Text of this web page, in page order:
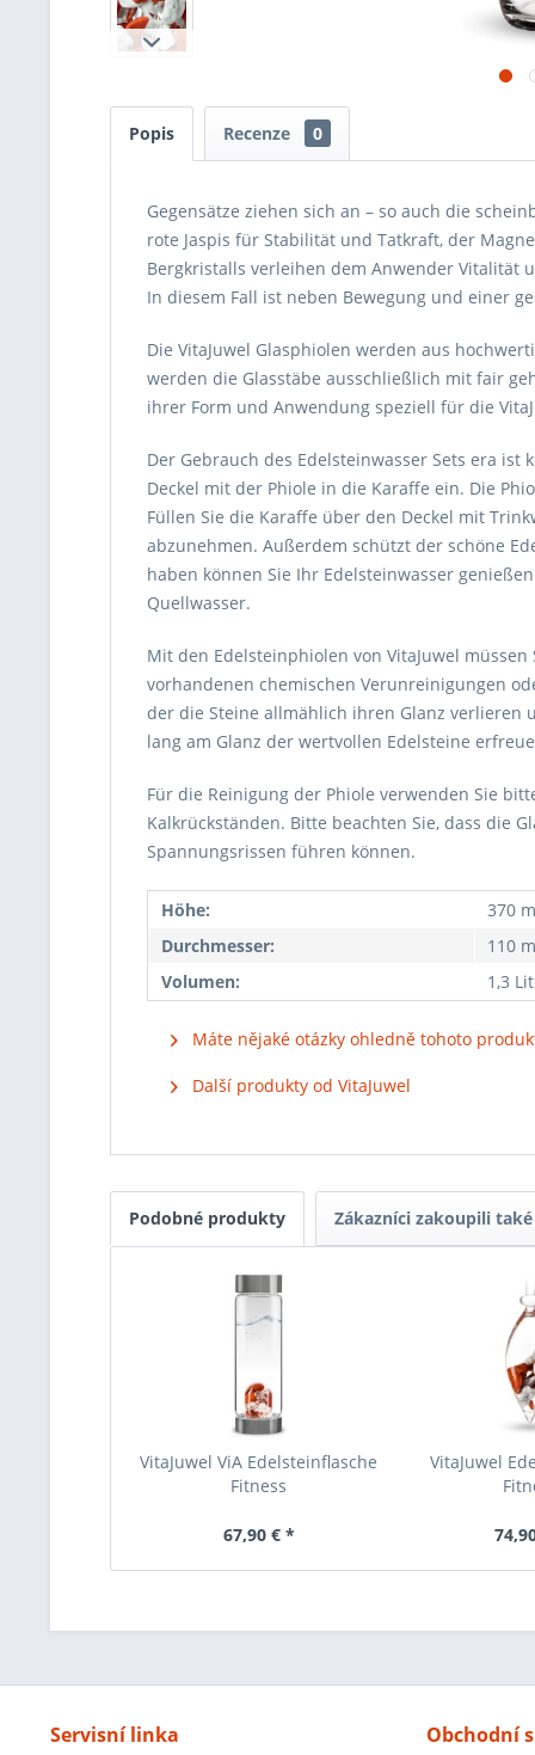
Popis Recenze 0
Gegensätze ziehen sich an – so auch die
rote Jaspis für Stabilität und Tatkraft, der
Bergkristalls verleihen dem Anwender Vitalität
In diesem Fall ist neben Bewegung und einer
Die VitaJuwel Glasphiolen werden aus
werden die Glasstäbe ausschließlich mit fair
ihrer Form und Anwendung speziell für die
Der Gebrauch des Edelsteinwasser Sets era
Deckel mit der Phiole in die Karaffe ein. Die
Füllen Sie die Karaffe über den Deckel mit
abzunehmen. Außerdem schützt der schöne
haben können Sie Ihr Edelsteinwasser
Quellwasser.
Mit den Edelsteinphiolen von VitaJuwel
vorhandenen chemischen Verunreinigungen
der die Steine allmählich ihren Glanz verlieren
lang am Glanz der wertvollen Edelsteine
Für die Reinigung der Phiole verwenden Sie
Kalkrückständen. Bitte beachten Sie, dass die
Spannungsrissen führen können.
Höhe:
370
Durchmesser:
110
Volumen:
1,3
Máte nějaké otázky ohledně tohoto
Další produkty od VitaJuwel
Podobné produkty Zákazníci zakoupili také
VitaJuwel ViA Edelsteinflasche
Fitness
67,90 € *
VitaJuwel
Servisní linka Obchodní